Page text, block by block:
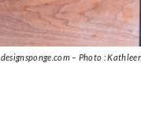
designsponge.com – Photo :